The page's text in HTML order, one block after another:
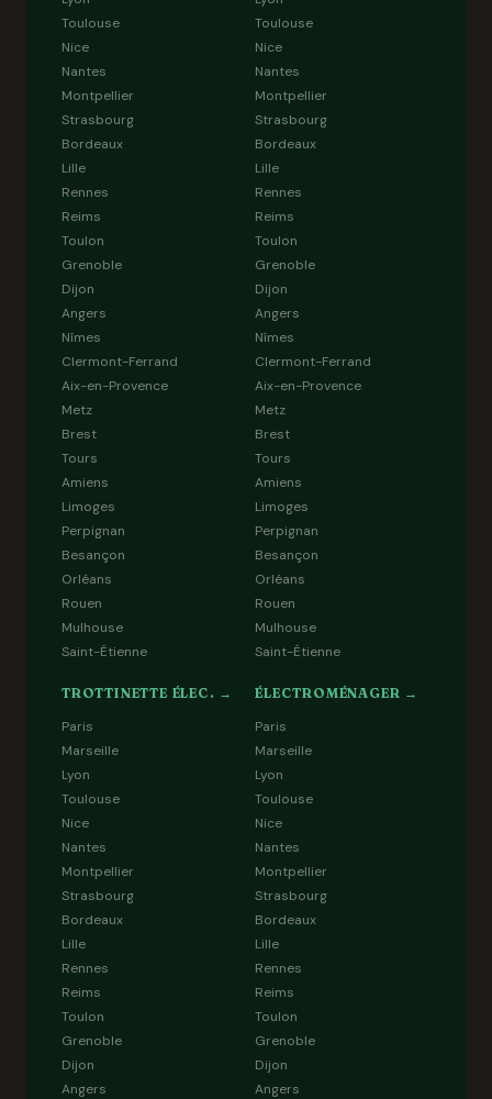
Toulouse
Nice
Nantes
Montpellier
Strasbourg
Bordeaux
Lille
Rennes
Reims
Toulon
Grenoble
Dijon
Angers
Nîmes
Clermont-Ferrand
Aix-en-Provence
Metz
Brest
Tours
Amiens
Limoges
Perpignan
Besançon
Orléans
Rouen
Mulhouse
Saint-Étienne
Toulouse
Nice
Nantes
Montpellier
Strasbourg
Bordeaux
Lille
Rennes
Reims
Toulon
Grenoble
Dijon
Angers
Nîmes
Clermont-Ferrand
Aix-en-Provence
Metz
Brest
Tours
Amiens
Limoges
Perpignan
Besançon
Orléans
Rouen
Mulhouse
Saint-Étienne
TROTTINETTE ÉLEC. →
Paris
Marseille
Lyon
Toulouse
Nice
Nantes
Montpellier
Strasbourg
Bordeaux
Lille
Rennes
Reims
Toulon
Grenoble
Dijon
Angers
ÉLECTROMÉNAGER →
Paris
Marseille
Lyon
Toulouse
Nice
Nantes
Montpellier
Strasbourg
Bordeaux
Lille
Rennes
Reims
Toulon
Grenoble
Dijon
Angers